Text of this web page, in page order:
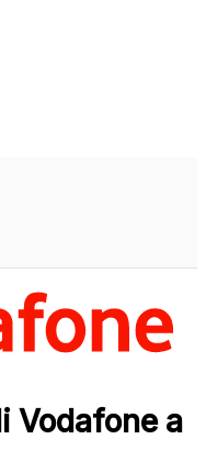
Vodafone a